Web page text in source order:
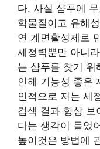
다. 사실 샴푸에
학물질이고 유해
연 계면활성제로
세정력뿐만 아니
는 샴푸를 찾기 위
인해 기능성 좋은
인적으로 저는 세
검색 결과 항상 보
다는 생각이 들었
높이것은 방법에